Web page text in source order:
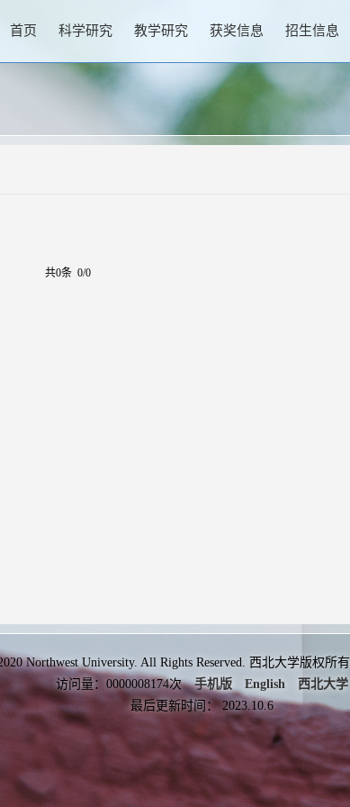
首页 科学研究 教学研究 获奖信息 招生信息
共0条 0/0
Northwest University. All Rights Reserved. 西北大学版权所
访问量： 0000008174次 手机版 English
西北大学
最后更新时间： 2023.10.6